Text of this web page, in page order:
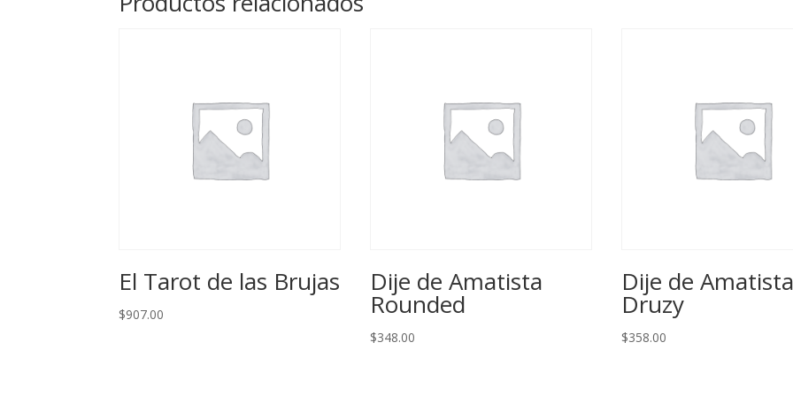
El Tarot de las Brujas
$907.00
Dije de Amatista
Rounded
$348.00
Dije de
Druzy
$358.00